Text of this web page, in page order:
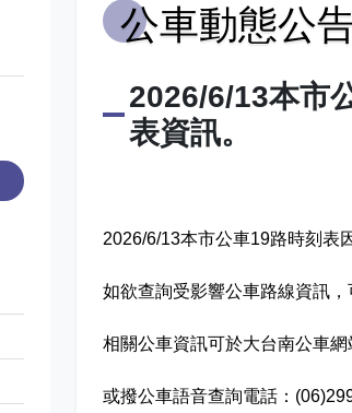
公車動態公
2026/6/13本市
表資訊。
2026/6/13本市公車19路時刻表
如欲查詢受影響公車路線資訊
相關公車資訊可於大台南公車
或撥公車語音查詢電話：